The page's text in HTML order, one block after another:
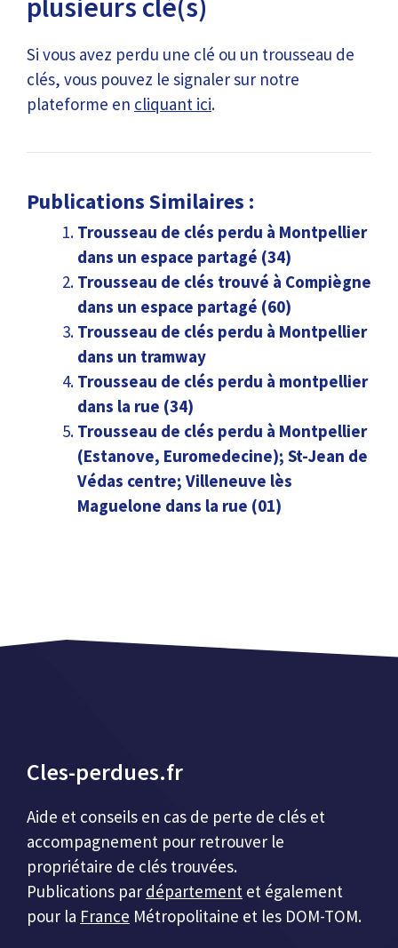
plusieurs clé(s)
Si vous avez perdu une clé ou un trousseau de
clés, vous pouvez le signaler sur notre
plateforme en cliquant ici.
Publications Similaires :
Trousseau de clés perdu à Montpellier
dans un espace partagé (34)
Trousseau de clés trouvé à Compiègne
dans un espace partagé (60)
Trousseau de clés perdu à Montpellier
dans un tramway
Trousseau de clés perdu à montpellier
dans la rue (34)
Trousseau de clés perdu à Montpellier
(Estanove, Euromedecine); St-Jean de
Védas centre; Villeneuve lès
Maguelone dans la rue (01)
Cles-perdues.fr
Aide et conseils en cas de perte de clés et
accompagnement pour retrouver le
propriétaire de clés trouvées.
Publications par département et également
pour la France Métropolitaine et les DOM-TOM.